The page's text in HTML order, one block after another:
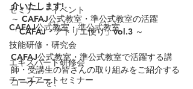
セミナー・イベント
CAFAJ公式教室・準公式教室
技能研修・研究会
エキスパート研修会
チーズアートセミナー
介いたします!
～ CAFAJ公式教室・準公式教室の活躍
「CAFAJ・アトリエ便り」vol.3 ～
CAFAJ公式教室・準公式教室で活躍する講
師・受講生の皆さんの取り組みをご紹介する
コーナーを、